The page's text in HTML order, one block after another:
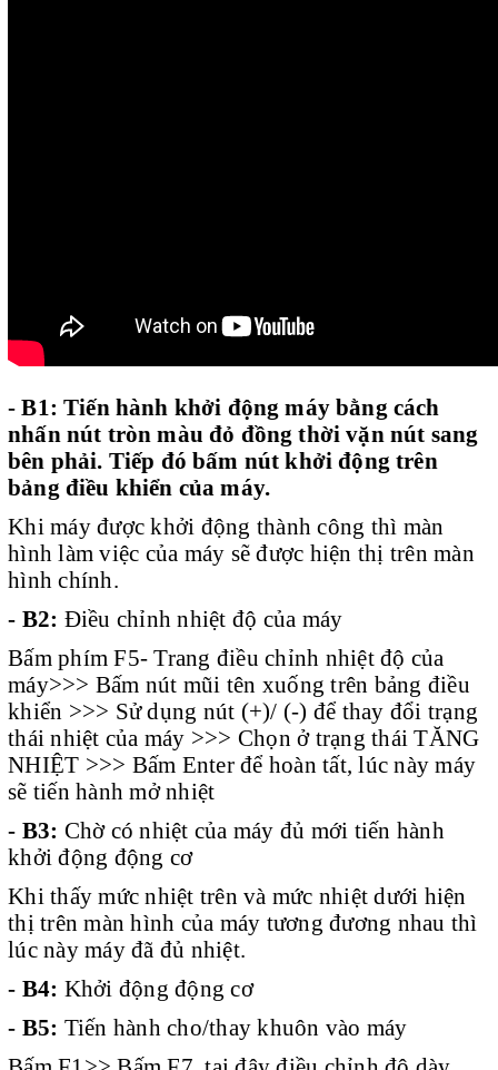
- B1:Tiến hành khởi động máy bằng cách
nhấn nút tròn màu đỏ đồng thời vặn nút sang
bên phải. Tiếp đó bấm nút khởi động trên
bảng điều khiển của máy.
Khi máy được khởi động thành công thì màn
hình làm việc của máy sẽ được hiện thị trên màn
hình chính.
- B2: Điều chỉnh nhiệt độ của máy
Bấm phím F5- Trang điều chỉnh nhiệt độ của
máy>>> Bấm nút mũi tên xuống trên bảng điều
khiển >>> Sử dụng nút (+)/ (-) để thay đổi trạng
thái nhiệt của máy >>> Chọn ở trạng thái TĂNG
NHIỆT >>> Bấm Enter để hoàn tất, lúc này máy
sẽ tiến hành mở nhiệt
- B3: Chờ có nhiệt của máy đủ mới tiến hành
khởi động động cơ
Khi thấy mức nhiệt trên và mức nhiệt dưới hiện
thị trên màn hình của máy tương đương nhau thì
lúc này máy đã đủ nhiệt.
- B4: Khởi động động cơ
- B5: Tiến hành cho/thay khuôn vào máy